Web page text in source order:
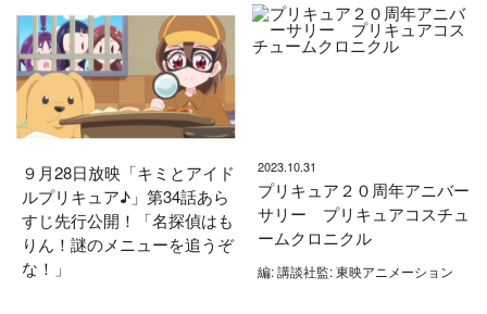
９月28日放映「キミとアイド
ルプリキュア♪」第34話あら
すじ先行公開！「名探偵はも
りん！謎のメニューを追うぞ
な！」
2023.10.31
プリキュア２０周年アニバー
サリー プリキュアコスチュ
ームクロニクル
編: 講談社監: 東映アニメーション